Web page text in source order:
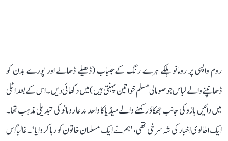
روم واپسی پر رومانو ہلکے ہرے رنگ کےجلباب (ڈھیلے ڈھالے اور پورے بدن کو
ڈھانپنے والے لباس جو صومالی مسلم خواتین پہنتی ہیں) میں دکھائی دیں ۔ اس کے بعد اٹلی
میں دائیں بازو کی جانب جھکاؤ رکھنے والے میڈیا کا واحد مدعا رومانو کی تبدیلی مذہب تھا۔
ایک اطالوی اخبار کی شہ سرخی تھی، 'ہم نے ایک مسلمان خاتون کو رہا کروایا‘۔ غالباً اس